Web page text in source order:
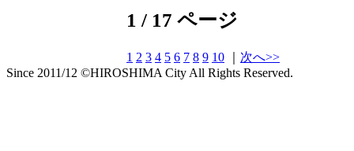
1 / 17 ページ
1 2 3 4 5 6 7 8 9 10
次へ>>
Since 2011/12 ©HIROSHIMA City All Rights Reserved.